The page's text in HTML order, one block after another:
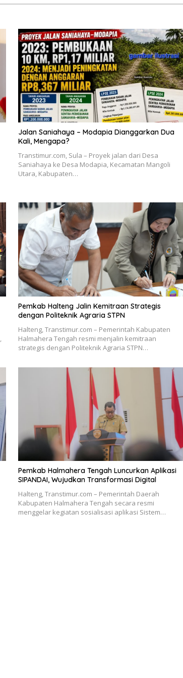
Jalan Saniahaya – Modapia Dianggarkan Dua
Kali, Mengapa?
Transtimur.com, Sula – Proyek jalan dari Desa
Saniahaya ke Desa Modapia, Kecamatan Mangoli
Utara, Kabupaten…
Pemkab Halteng Jalin Kemitraan Strategis
dengan Politeknik Agraria STPN
Halteng, Transtimur.com – Pemerintah Kabupaten
Halmahera Tengah resmi menjalin kemitraan
strategis dengan Politeknik Agraria STPN…
Pemkab Halmahera Tengah Luncurkan Aplikasi
SIPANDAI, Wujudkan Transformasi Digital
Halteng, Transtimur.com – Pemerintah Daerah
Kabupaten Halmahera Tengah secara resmi
menggelar kegiatan sosialisasi aplikasi Sistem…